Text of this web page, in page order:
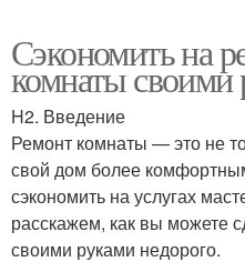
Сэкономить на
комнаты своими
H2. Введение
Ремонт комнаты — это не
свой дом более
сэкономить на услугах
расскажем, как вы можете
своими руками недорого.